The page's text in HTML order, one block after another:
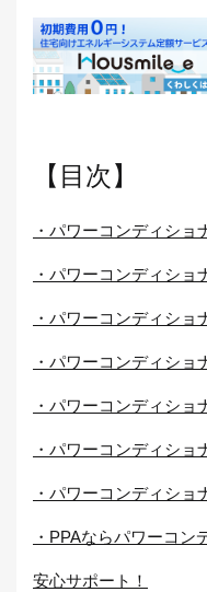
【目次】
・パワーコンディショ
・パワーコンディショ
・パワーコンディショ
・パワーコンディシ
・パワーコンディショ
・パワーコンディショ
・パワーコンディシ
・PPAならパワーコン
安心サポート！